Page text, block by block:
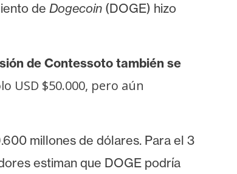
de Dogecoin (DOGE) hizo
de Contessoto también se
USD $50.000, pero aún
millones de dólares. Para el 3
estiman que DOGE podría